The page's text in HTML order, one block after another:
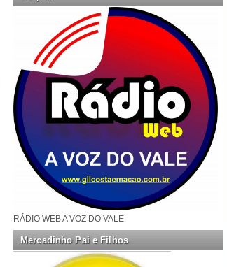
RÁDIO WEB A VOZ DO VALE
Mercadinho Pai e Filhos